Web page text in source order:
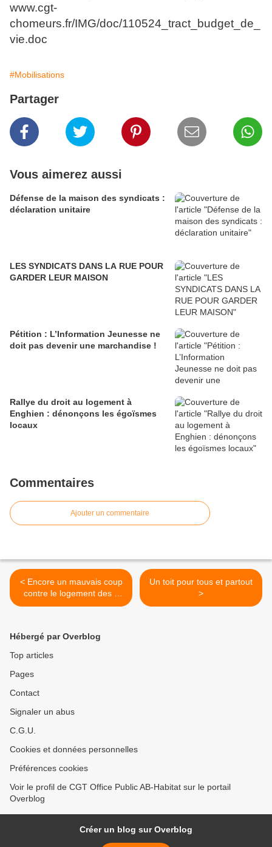
www.cgt-
chomeurs.fr/IMG/doc/110524_tract_budget_de_
vie.doc
#Mobilisations
Partager
Vous aimerez aussi
Défense de la maison des syndicats :
déclaration unitaire
LES SYNDICATS DANS LA RUE POUR
GARDER LEUR MAISON
Pétition : L’Information Jeunesse ne
doit pas devenir une marchandise !
Rallye du droit au logement à
Enghien : dénonçons les égoïsmes
locaux
Commentaires
Ajouter un commentaire
< Encore un mauvais coup
contre le logement des 3
Conseillers Généraux
Un toit pour tous et partout
>
Hébergé par Overblog
Top articles
Pages
Contact
Signaler un abus
C.G.U.
Cookies et données personnelles
Préférences cookies
Voir le profil de CGT Office Public AB-Habitat sur le portail
Overblog
Créer un blog sur Overblog